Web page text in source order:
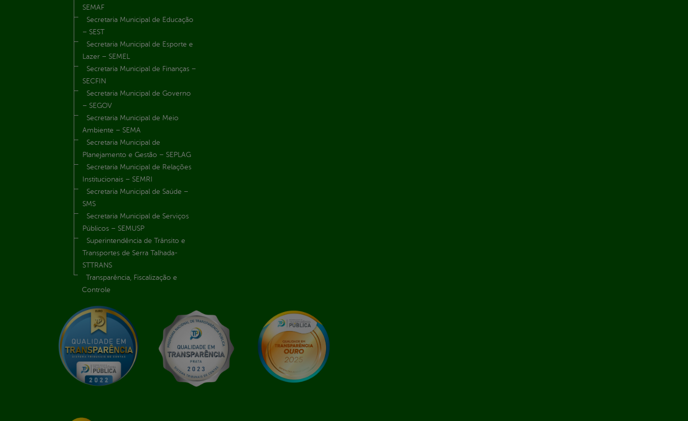
SEMAF
Secretaria Municipal de Educação
– SEST
Secretaria Municipal de Esporte e
Lazer – SEMEL
Secretaria Municipal de Finanças –
SECFIN
Secretaria Municipal de Governo
– SEGOV
Secretaria Municipal de Meio
Ambiente – SEMA
Secretaria Municipal de
Planejamento e Gestão – SEPLAG
Secretaria Municipal de Relações
Institucionais – SEMRI
Secretaria Municipal de Saúde –
SMS
Secretaria Municipal de Serviços
Públicos – SEMUSP
Superintendência de Trânsito e
Transportes de Serra Talhada-
STTRANS
Transparência, Fiscalização e
Controle